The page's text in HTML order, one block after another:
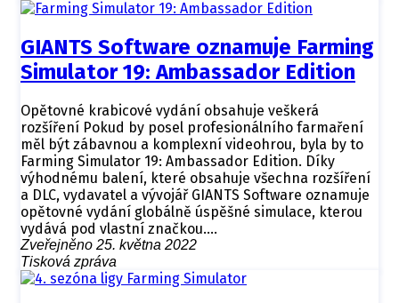
GIANTS Software oznamuje Farming
Simulator 19: Ambassador Edition
Opětovné krabicové vydání obsahuje veškerá
rozšíření Pokud by posel profesionálního farmaření
měl být zábavnou a komplexní videohrou, byla by to
Farming Simulator 19: Ambassador Edition. Díky
výhodnému balení, které obsahuje všechna rozšíření
a DLC, vydavatel a vývojář GIANTS Software oznamuje
opětovné vydání globálně úspěšné simulace, kterou
vydává pod vlastní značkou.…
Zveřejněno 25. května 2022
Tisková zpráva